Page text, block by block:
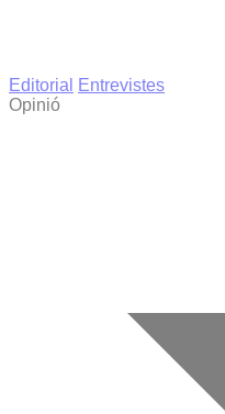
Editorial
Entrevistes
Opinió